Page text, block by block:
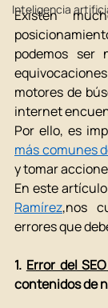
Inteligencia
Existen
podemos ser
motores de
internet
Por ello, es
más comunes
y tomar
En este
Ramírez,nos
errores que
1. Error del
contenidos de